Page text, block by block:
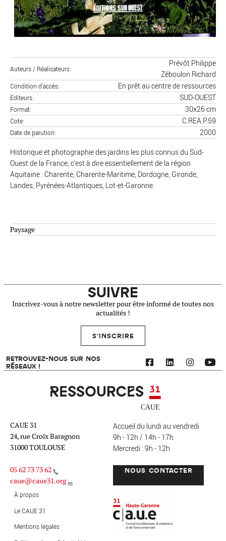
Paysage
Auteurs / Réalisateurs
Prévôt Philippe
Zéboulon Richard
Condition d'accès En prêt au centre de ressources
Editeurs SUD-OUEST
Format 30x26 cm
Cote C.REA.P.59
Date de parution 2000
Historique et photographie des jardins les plus connus du Sud-
Ouest de la France, c'est à dire essentiellement de la région
Aquitaine : Charente, Charente-Maritime, Dordogne, Gironde,
Landes, Pyrénées-Atlantiques, Lot-et-Garonne.
SUIVRE
Inscrivez-vous à notre newsletter pour être informé de toutes nos
actualités !
S'INSCRIRE
RETROUVEZ-NOUS SUR NOS
RÉSEAUX !
Ressources 31
CAUE 31
24, rue Croix Baragnon
31000 TOULOUSE
05 62 73 73 62
caue@caue31.org
Accueil du lundi au vendredi
9h - 12h / 14h - 17h
Mercredi : 9h - 12h
NOUS CONTACTER
MENU PIED DE PAGE
À propos
Le CAUE 31
Mentions légales